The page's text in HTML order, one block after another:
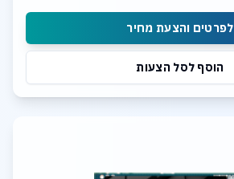
לפרטים והצעת מחיר
הוסף לסל הצעות